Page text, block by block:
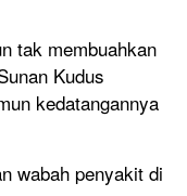
tak membuahkan
Kudus
kedatangannya
wabah penyakit di